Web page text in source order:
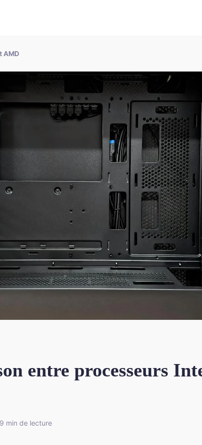
AMD
entre processeurs
9 min de lecture